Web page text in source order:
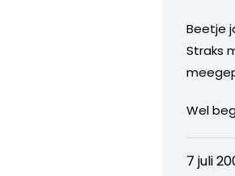
Beetje
Straks
Wel
7 juli